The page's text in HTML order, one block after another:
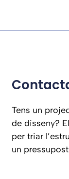
Tens un
de disseny?
per triar
un